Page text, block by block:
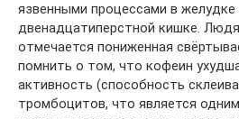
язвенными процессами в желудке
двенадцатиперстной кишке.
отмечается пониженная
помнить о том, что кофеин
активность (способность
тромбоцитов, что является